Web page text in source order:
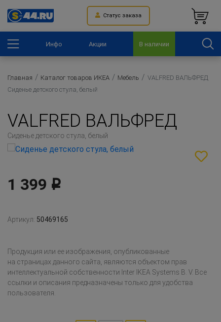
Статус заказа
Инфо Акции В наличии
Главная Каталог товаров ИКЕА Мебель
VALFRED ВАЛЬФРЕД
Сиденье детского стула, белый
VALFRED ВАЛЬФРЕД
Сиденье детского стула, белый
1 399 Р
Артикул: 50469165
Продукция или ее изображения, опубликованные
на страницах данного сайта, являются объектом прав
интеллектуальной собственности Inter IKEA Systems B. V. Все
ссылки и описания предназначены только для удобства
пользователя.